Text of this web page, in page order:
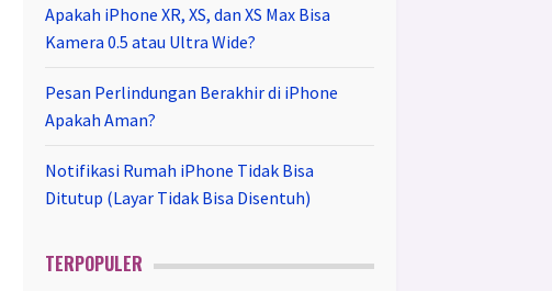
Apakah iPhone XR, XS, dan XS Max Bisa
Kamera 0.5 atau Ultra Wide?
Pesan Perlindungan Berakhir di iPhone
Apakah Aman?
Notifikasi Rumah iPhone Tidak Bisa
Ditutup (Layar Tidak Bisa Disentuh)
TERPOPULER